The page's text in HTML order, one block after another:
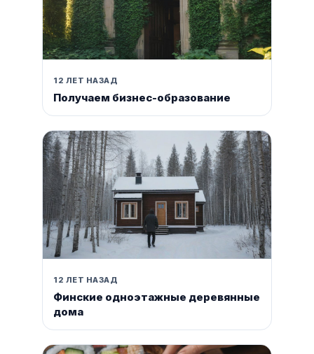
12 ЛЕТ НАЗАД
Получаем бизнес-образование
12 ЛЕТ НАЗАД
Финские одноэтажные деревянные
дома